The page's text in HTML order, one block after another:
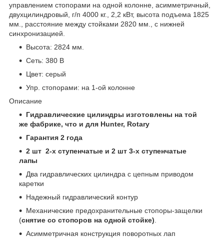
управлением стопорами на одной колонне, асимметричный,
двухцилиндровый, г/п 4000 кг., 2,2 кВт, высота подъема 1825
мм., расстояние между стойками 2820 мм., с нижней
синхронизацией.
Высота: 2824 мм.
Сеть: 380 В
Цвет: серый
Упр. стопорами: на 1-ой колонне
Описание
Гидравлические цилиндры изготовлены на той
же фабрике, что и для Hunter, Rotary
Гарантия 2 года
2 шт 2-х ступенчатые и 2 шт 3-х ступенчатые
лапы
Два гидравлических цилиндра с цепным приводом
каретки
Надежный гидравлический контур
Механические предохранительные стопоры-защелки
(снятие со стопоров на одной стойке)
Асимметричная конструкция поворотных лап